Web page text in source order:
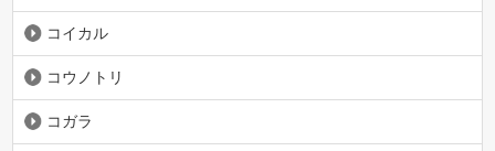
コイカル
コウノトリ
コガラ